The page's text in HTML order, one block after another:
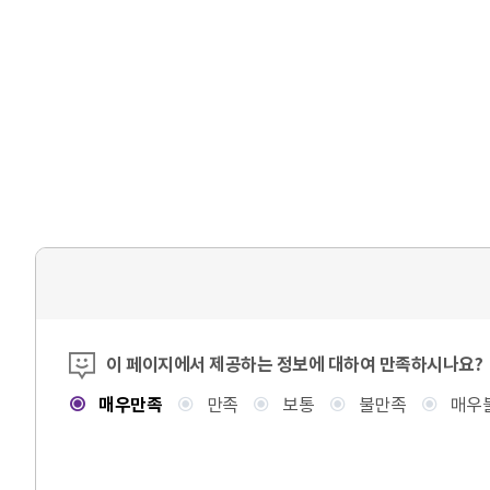
콘텐츠 만족도 조사
이 페이지에서 제공하는 정보에 대하여 만족하시나요?
매우만족
만족 보통 불만족 매우